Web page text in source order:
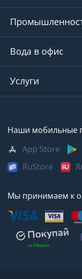
Вода в офис
Услуги
Наши мобильные
App Store
RuStore
Мы принимаем к